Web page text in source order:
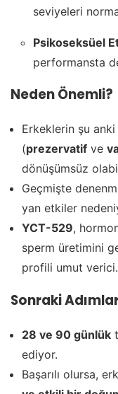
seviyeleri
Psikoseksüel
performansta
Neden Önemli?
Erkeklerin şu
(prezervatif ve
dönüşümsüz
Geçmişte
yan etkiler
YCT-529,
sperm üretimini
profili umut verici.
Sonraki
28 ve 90 günlük
ediyor.
Başarılı olursa,